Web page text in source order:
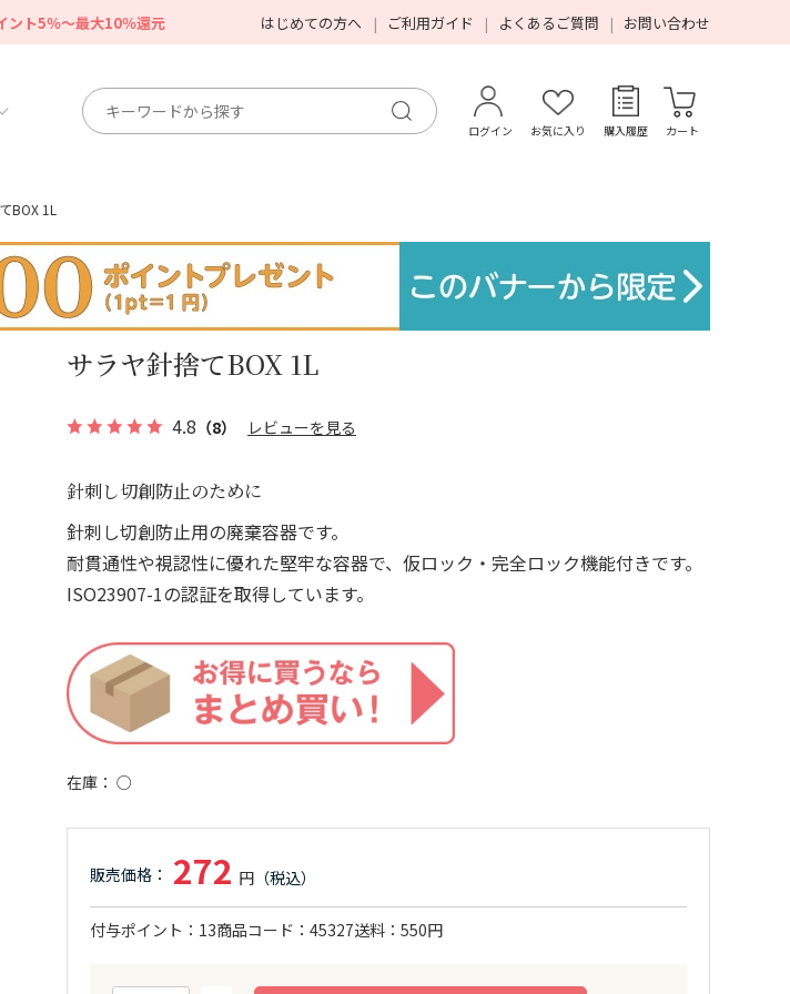
ント5％～最大10％還元 はじめての方へ ご利用ガイド よくあるご質問 お問い合わせ
ログイン お気に入り 購入履歴 カート
BOX 1L
サラヤ針捨てBOX 1L
4.8 （8） レビューを見る
針刺し切創防止のために
針刺し切創防止用の廃棄容器です。
耐貫通性や視認性に優れた堅牢な容器で、仮ロック・完全ロック機能付きです。
ISO23907-1の認証を取得しています。
在庫 ○
272
付与ポイント 13商品コード 45327送料 550円